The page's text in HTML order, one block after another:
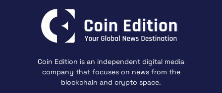
Coin Edition is an independent digital media
company that focuses on news from the
blockchain and crypto space.